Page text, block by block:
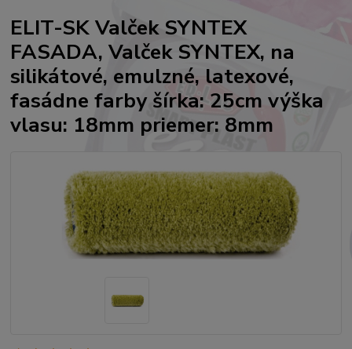
ELIT-SK Valček SYNTEX
FASADA, Valček SYNTEX, na
silikátové, emulzné, latexové,
fasádne farby šírka: 25cm výška
vlasu: 18mm priemer: 8mm